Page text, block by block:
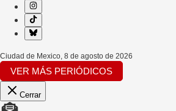
Ciudad de Mexico, 8 de agosto de 2026
VER MÁS PERIÓDICOS
Cerrar